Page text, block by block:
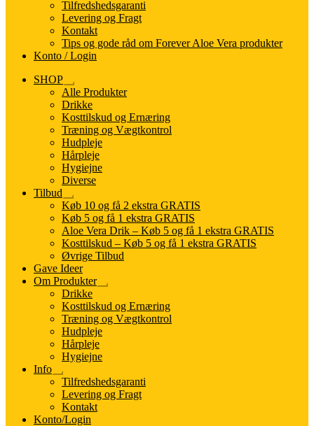
Tilfredshedsgaranti
Levering og Fragt
Kontakt
Tips og gode råd om Forever Aloe Vera produkter
Konto / Login
SHOP
Udfold
undermenu
Alle Produkter
Drikke
Kosttilskud og Ernæring
Træning og Vægtkontrol
Hudpleje
Hårpleje
Hygiejne
Diverse
Tilbud
Udfold
undermenu
Køb 10 og få 2 ekstra GRATIS
Køb 5 og få 1 ekstra GRATIS
Aloe Vera Drik – Køb 5 og få 1 ekstra GRATIS
Kosttilskud – Køb 5 og få 1 ekstra GRATIS
Øvrige Tilbud
Gave Ideer
Om Produkter
Udfold
undermenu
Drikke
Kosttilskud og Ernæring
Træning og Vægtkontrol
Hudpleje
Hårpleje
Hygiejne
Info
Udfold
undermenu
Tilfredshedsgaranti
Levering og Fragt
Kontakt
Konto/Login